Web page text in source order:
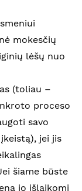
mokesčių
lėšų nuo
(toliau –
proceso
savo
jei jis
šiame būste
jo išlaikomi